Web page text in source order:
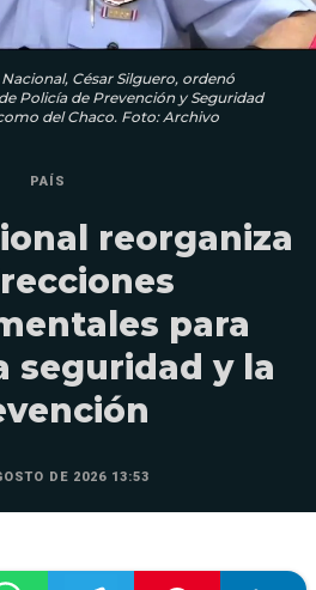
César Silguero, ordenó
Policía de Prevención y Seguridad
del Chaco. Foto: Archivo
PAÍS
reorganiza
para
seguridad y la
DE 2026 13:53